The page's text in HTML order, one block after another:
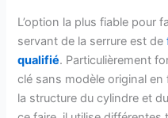
L’option la plus fiable pour
servant de la serrure est de
qualifié. Particulièrement
clé sans modèle original
la structure du cylindre et